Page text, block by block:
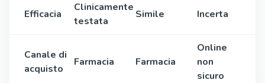
Efficacia
Clinicamente
testata
Simile Incerta
Canale di
acquisto
Farmacia Farmacia
Online
non
sicuro